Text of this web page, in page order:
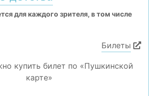
для каждого зрителя, в том числе
Билеты
купить билет по «Пушкинской
карте»